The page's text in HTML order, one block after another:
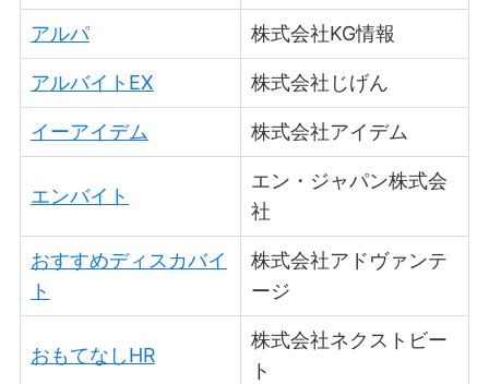
アルパ 株式会社KG情報
アルバイトEX 株式会社じげん
イーアイデム 株式会社アイデム
エンバイト
エン・ジャパン株式会
社
おすすめディスカバイ
ト
株式会社アドヴァンテ
ージ
おもてなしHR
株式会社ネクストビー
ト